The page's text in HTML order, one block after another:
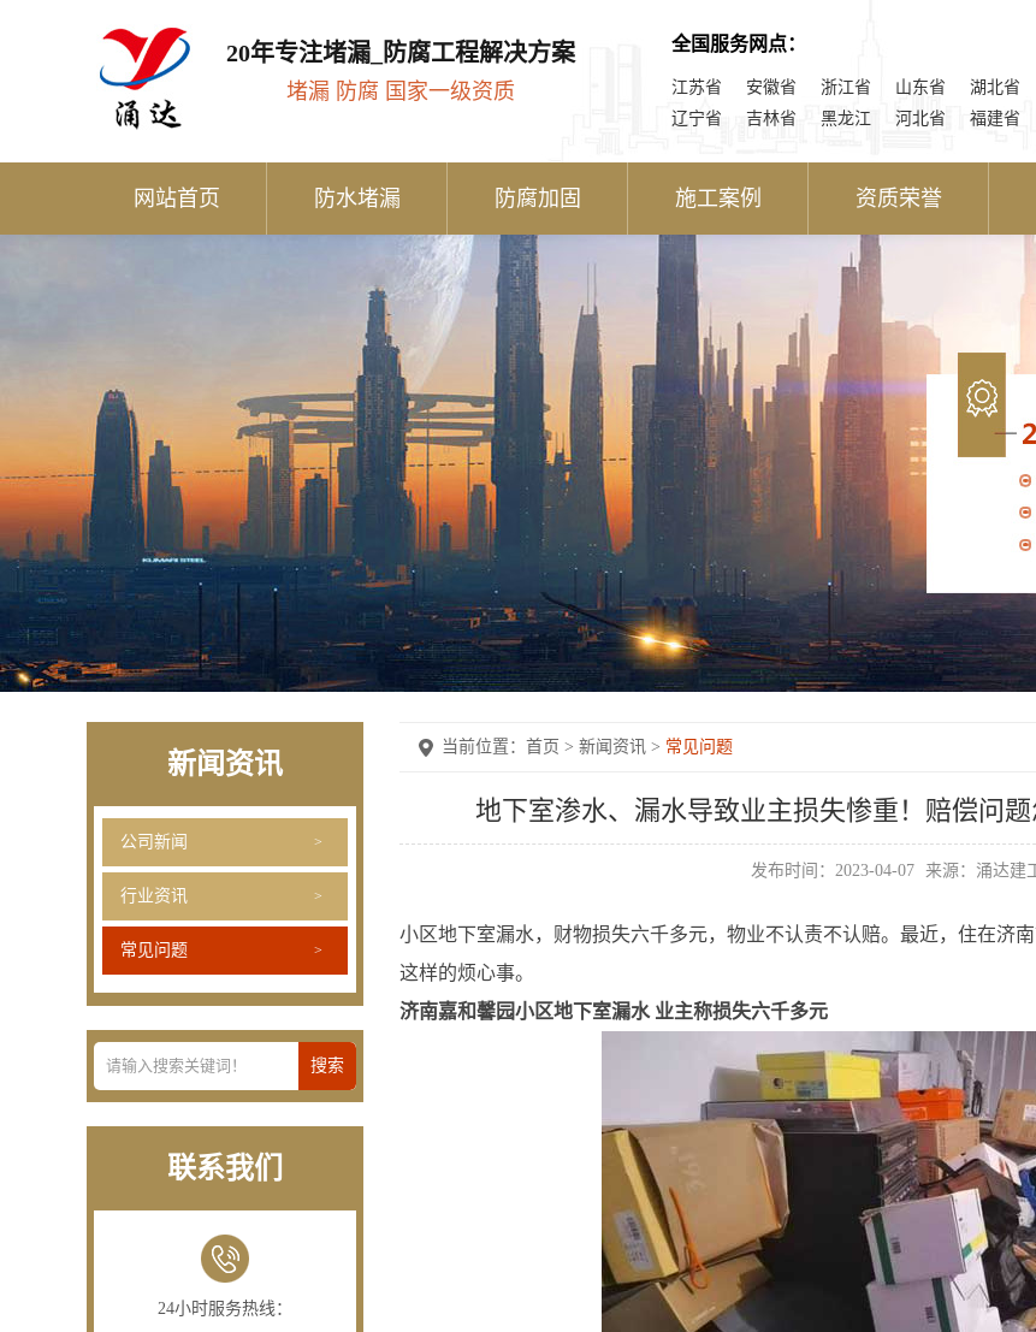
20年专注堵漏_防腐工程解决方案
堵漏 防腐 国家一级资质
全国服务网点：
江苏省 安徽省 浙江省 山东省 湖北省
辽宁省
吉林省 黑龙江 河北省 福建省
网站首页 防水堵漏 防腐加固 施工案例 资质荣誉
新闻资讯
公司新闻
行业资讯
常见问题
联系我们
24小时服务热线：
当前位置： 首页 > 新闻资讯 > 常见问题
地下室渗水、漏水导致业主损失惨重！赔偿问
发布时间：2023-04-07 来源：涌达建
小区地下室漏水，财物损失六千多元，物业不认责不认赔。最近，住在济
这样的烦心事。
济南嘉和馨园小区地下室漏水 业主称损失六千多元